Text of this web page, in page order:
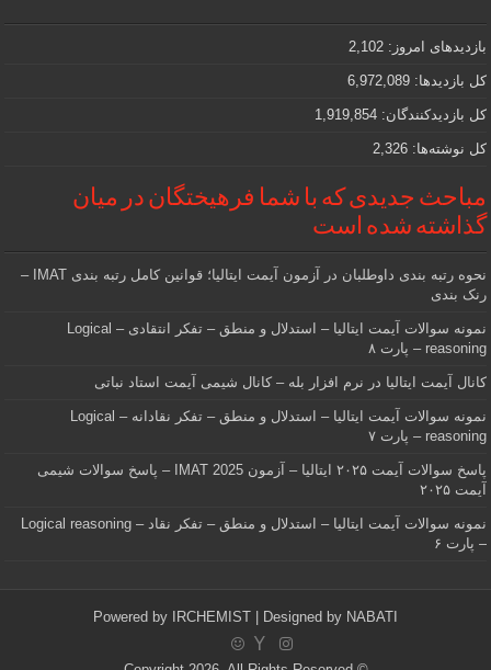
که
دنبالش
هستید
بازدیدهای امروز:2,102
کل بازدیدها:6,972,089
کل بازدیدکنند‌گان:1,919,854
کل نوشته‌ها:2,326
مباحث جدیدی که با شما فرهیختگان در میان
گذاشته شده است
نحوه رتبه بندی داوطلبان در آزمون آیمت ایتالیا؛ قوانین کامل رتبه بندی IMAT –
رنک بندی
نمونه سوالات آیمت ایتالیا – استدلال و منطق – تفکر انتقادی – Logical
reasoning – پارت ۸
کانال آیمت ایتالیا در نرم افزار بله – کانال شیمی آیمت استاد نباتی
نمونه سوالات آیمت ایتالیا – استدلال و منطق – تفکر نقادانه – Logical
reasoning – پارت ۷
پاسخ سوالات آیمت ۲۰۲۵ ایتالیا – آزمون IMAT 2025 – پاسخ سوالات شیمی
آیمت ۲۰۲۵
نمونه سوالات آیمت ایتالیا – استدلال و منطق – تفکر نقاد – Logical reasoning
– پارت ۶
Powered by IRCHEMIST | Designed by NABATI